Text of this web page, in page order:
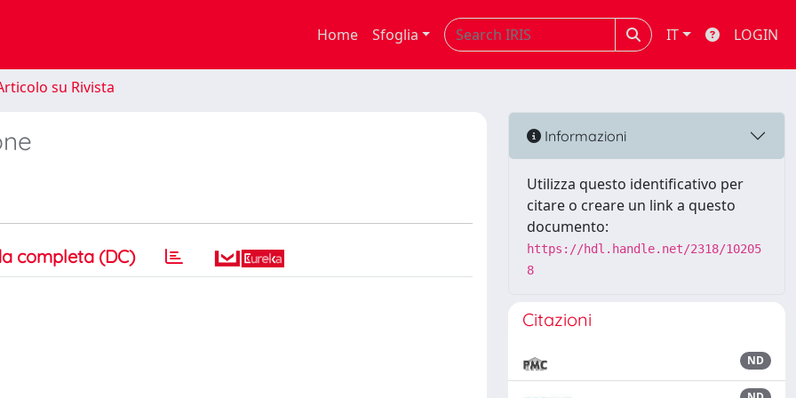
Home Sfoglia IT LOGIN
su Rivista
completa (DC)
Informazioni
Utilizza questo identificativo per
citare o creare un link a questo
documento:
https://hdl.handle.net/2318/10205
8
Citazioni
ND